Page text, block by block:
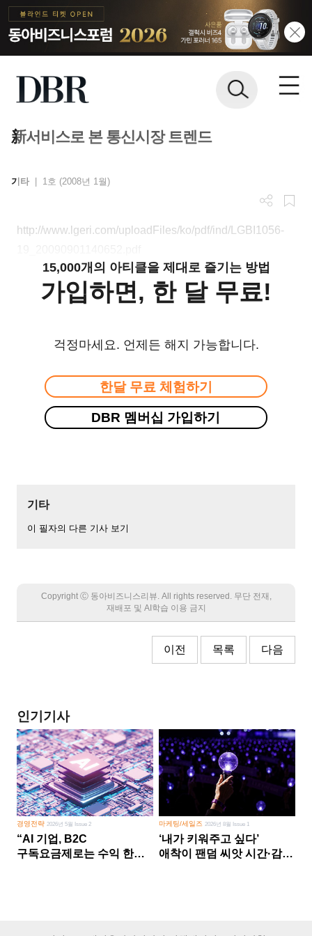
新서비스로 본 통신시장 트렌드
기타 1호 (2008년 1월)
http://www.lgeri.com/uploadFiles/ko/pdf/ind/LGBI1056-
15,000개의 아티클을 제대로 즐기는 방법
가입하면, 한 달 무료!
걱정마세요. 언제든 해지 가능합니다.
한달 무료 체험하기
DBR 멤버십 가입하기
기타
이 필자의 다른 기사 보기
Copyright Ⓒ 동아비즈니스리뷰. All rights reserved. 무단 전재,
재배포 및 AI학습 이용 금지
이전 목록 다음
인기기사
경영전략 2026년 5월 Issue 2
“AI 기업, B2C
구독요금제로는 수익 한계
마케팅/세일즈 2026년 8월 Issue 1
‘내가 키워주고 싶다’
애착이 팬덤 씨앗 시간·감정